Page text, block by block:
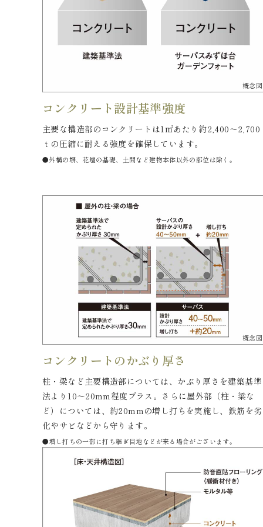
概念図
コンクリート設計基準強度
主要な構造部のコンクリートは1㎡あたり約2,400〜2,700
ｔの圧縮に耐える強度を確保しています。
●外構の塀、花壇の基礎、土間など建物本体以外の部位は除く。
概念図
コンクリートのかぶり厚さ
柱・梁など主要構造部については、かぶり厚さを建築基準
法より10〜20mm程度プラス。さらに屋外部（柱・梁な
ど）については、約20mmの増し打ちを実施し、鉄筋を劣
化やサビなどから守ります。
●増し打ちの一部に打ち継ぎ目地などが来る場合がございます。